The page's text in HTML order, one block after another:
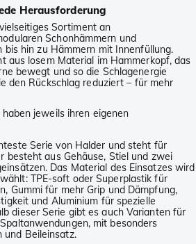
Herausforderung
Sortiment an
Schonhämmern und
bis hin zu Hämmern mit Innenfüllung.
aus losem Material im Hammerkopf, das
bewegt und so die Schlagenergie
den Rückschlag reduziert – für mehr
jeweils ihren eigenen
Serie von Halder und steht für
besteht aus Gehäuse, Stiel und zwei
Das Material des Einsatzes wird
TPE-soft oder Superplastik für
Gummi für mehr Grip und Dämpfung,
und Aluminium für spezielle
dieser Serie gibt es auch Varianten für
mit besonders
und Beileinsatz.